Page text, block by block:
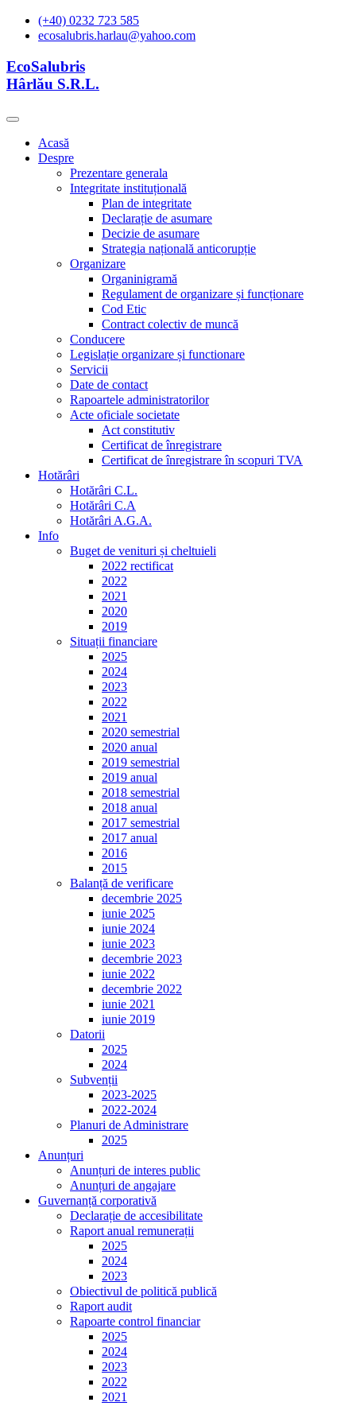
(+40) 0232 723 585
ecosalubris.harlau@yahoo.com
EcoSalubris
Hârlău S.R.L.
Acasă
Despre
Prezentare generala
Integritate instituțională
Plan de integritate
Declarație de asumare
Decizie de asumare
Strategia națională anticorupție
Organizare
Organinigramă
Regulament de organizare și funcționare
Cod Etic
Contract colectiv de muncă
Conducere
Legislație organizare și functionare
Servicii
Date de contact
Rapoartele administratorilor
Acte oficiale societate
Act constitutiv
Certificat de înregistrare
Certificat de înregistrare în scopuri TVA
Hotărâri
Hotărâri C.L.
Hotărâri C.A
Hotărâri A.G.A.
Info
Buget de venituri și cheltuieli
2022 rectificat
2022
2021
2020
2019
Situații financiare
2025
2024
2023
2022
2021
2020 semestrial
2020 anual
2019 semestrial
2019 anual
2018 semestrial
2018 anual
2017 semestrial
2017 anual
2016
2015
Balanță de verificare
decembrie 2025
iunie 2025
iunie 2024
iunie 2023
decembrie 2023
iunie 2022
decembrie 2022
iunie 2021
iunie 2019
Datorii
2025
2024
Subvenții
2023-2025
2022-2024
Planuri de Administrare
2025
Anunțuri
Anunțuri de interes public
Anunțuri de angajare
Guvernanță corporativă
Declarație de accesibilitate
Raport anual remunerații
2025
2024
2023
Obiectivul de politică publică
Raport audit
Rapoarte control financiar
2025
2024
2023
2022
2021